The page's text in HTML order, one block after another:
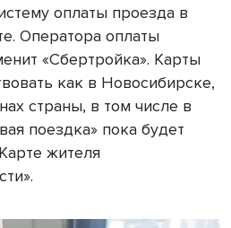
оплаты проезда в
Оператора оплаты
«Сбертройка». Карты
как в Новосибирске,
страны, в том числе в
поездка» пока будет
жителя